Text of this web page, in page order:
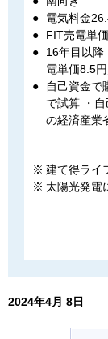
電気料⾦
FIT売電単
16年目以降
電単価8.5
自己資金で
で試算 ・
の経済産業
建て得ライ
太陽光発電
2024年4月 8日